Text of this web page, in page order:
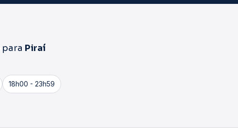
para Piraí
18h00 - 23h59